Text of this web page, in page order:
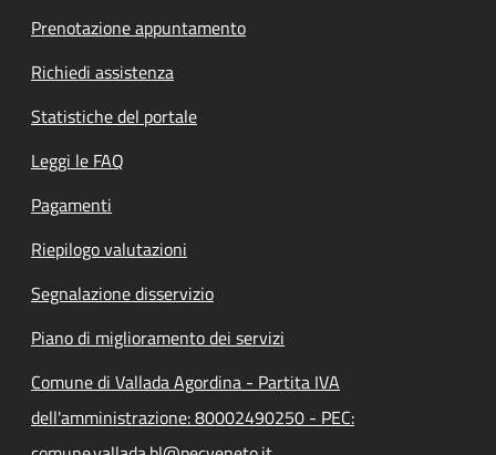
Prenotazione appuntamento
Richiedi assistenza
Statistiche del portale
Leggi le FAQ
Pagamenti
Riepilogo valutazioni
Segnalazione disservizio
Piano di miglioramento dei servizi
Comune di Vallada Agordina - Partita IVA
dell'amministrazione: 80002490250 - PEC: